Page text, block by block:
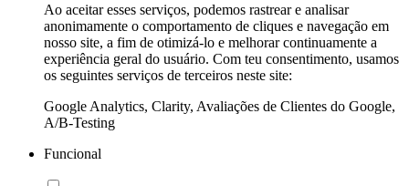
Ao aceitar esses serviços, podemos rastrear e analisar
anonimamente o comportamento de cliques e navegação em
nosso site, a fim de otimizá-lo e melhorar continuamente a
experiência geral do usuário. Com teu consentimento, usamos
os seguintes serviços de terceiros neste site:
Google Analytics, Clarity, Avaliações de Clientes do Google,
A/B-Testing
Funcional